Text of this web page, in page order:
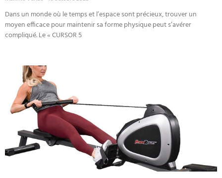
Dans un monde où le temps et l’espace sont précieux, trouver un
moyen efficace pour maintenir sa forme physique peut s’avérer
compliqué. Le « CURSOR 5